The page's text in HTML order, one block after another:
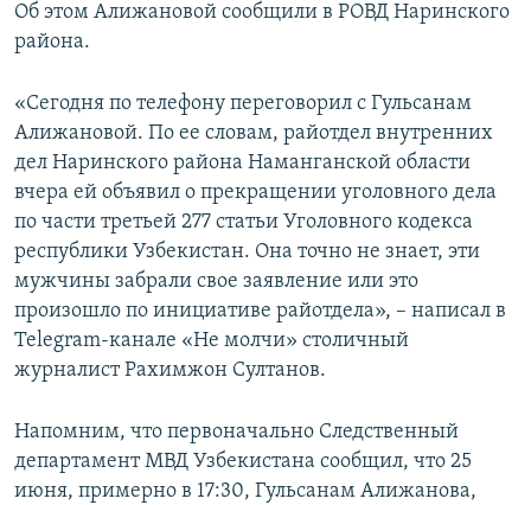
Об этом Алижановой сообщили в РОВД Наринского
района.
«Сегодня по телефону переговорил с Гульсанам
Алижановой. По ее словам, райотдел внутренних
дел Наринского района Наманганской области
вчера ей объявил о прекращении уголовного дела
по части третьей 277 статьи Уголовного кодекса
республики Узбекистан. Она точно не знает, эти
мужчины забрали свое заявление или это
произошло по инициативе райотдела», – написал в
Telegram-канале «Не молчи» столичный
журналист Рахимжон Султанов.
Напомним, что первоначально Следственный
департамент МВД Узбекистана сообщил, что 25
июня, примерно в 17:30, Гульсанам Алижанова,